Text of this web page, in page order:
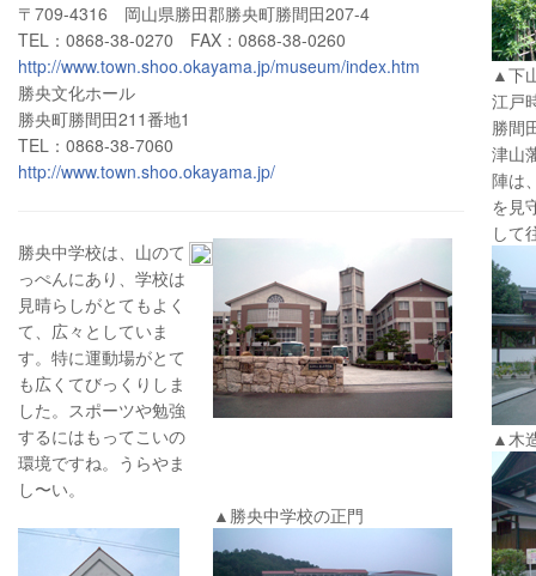
▲下
江戸
勝間
津山
陣は
を見
して
▲木
〒709-4316 岡山県勝田郡勝央町勝間田207-4
TEL：0868-38-0270 FAX：0868-38-0260
http://www.town.shoo.okayama.jp/museum/index.htm
勝央文化ホール
勝央町勝間田211番地1
TEL：0868-38-7060
http://www.town.shoo.okayama.jp/
勝央中学校は、山のて
っぺんにあり、学校は
見晴らしがとてもよく
て、広々としていま
す。特に運動場がとて
も広くてびっくりしま
した。スポーツや勉強
するにはもってこいの
環境ですね。うらやま
し〜い。
▲勝央中学校の正門